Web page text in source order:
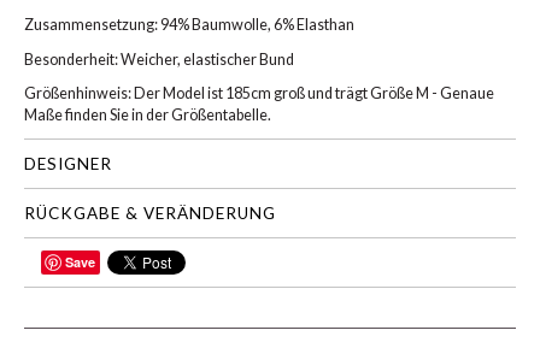
Zusammensetzung: 94% Baumwolle, 6% Elasthan
Besonderheit: Weicher, elastischer Bund
Größenhinweis: Der Model ist 185cm groß und trägt Größe M - Genaue
Maße finden Sie in der Größentabelle.
DESIGNER
RÜCKGABE & VERÄNDERUNG
TEILEN
Save